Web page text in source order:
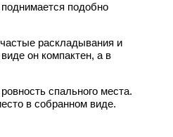
подобно
раскладывания и
он компактен, а в
спального места.
в собранном виде.